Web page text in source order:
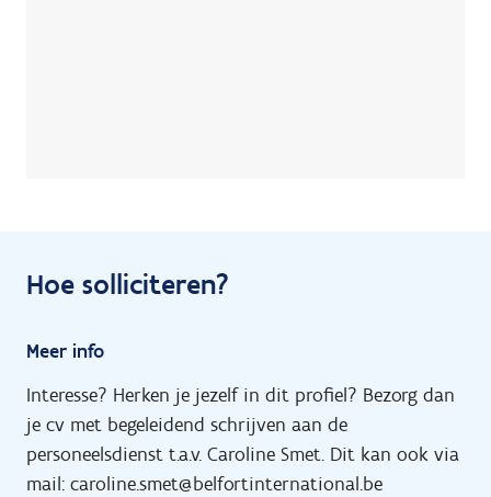
Hoe solliciteren?
Meer info
Interesse? Herken je jezelf in dit profiel? Bezorg dan
je cv met begeleidend schrijven aan de
personeelsdienst t.a.v. Caroline Smet. Dit kan ook via
mail: caroline.smet@belfortinternational.be